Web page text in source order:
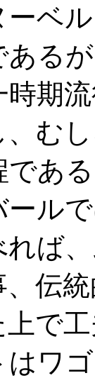
ベ
ある
期
む
であ
ール
ば
伝
で
ワ